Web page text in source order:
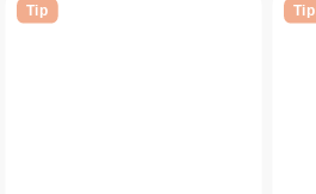
Tip Tip